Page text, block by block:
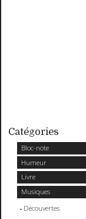
Catégories
Bloc-note
Humeur
Livre
Musiques
Découvertes